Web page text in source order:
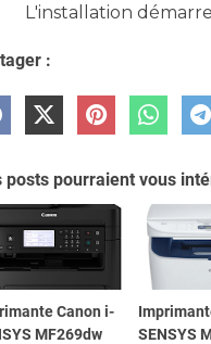
L'installation
:
posts pourraient vous
Canon i-
MF269dw
SENSYS